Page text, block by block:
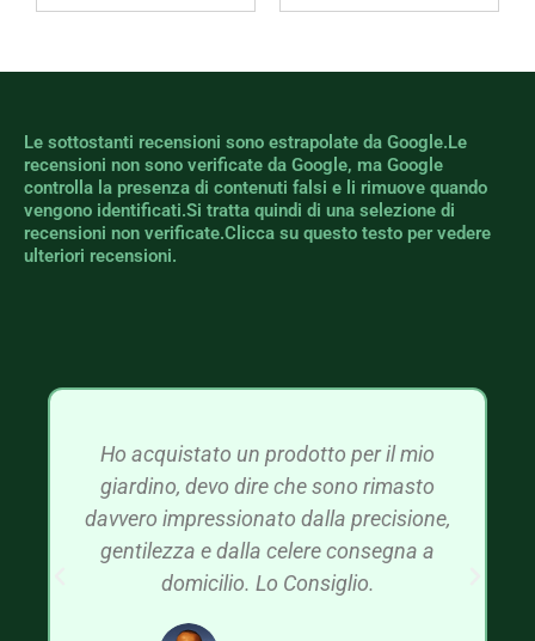
Le sottostanti recensioni sono estrapolate da Google.Le
recensioni non sono verificate da Google, ma Google
controlla la presenza di contenuti falsi e li rimuove quando
vengono identificati.Si tratta quindi di una selezione di
recensioni non verificate.Clicca su questo testo per vedere
ulteriori recensioni.
Ho acquistato un prodotto per il mio
giardino, devo dire che sono rimasto
davvero impressionato dalla precisione,
gentilezza e dalla celere consegna a
domicilio. Lo Consiglio.